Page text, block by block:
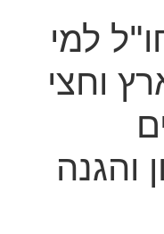
למי
וחצי
והגנה